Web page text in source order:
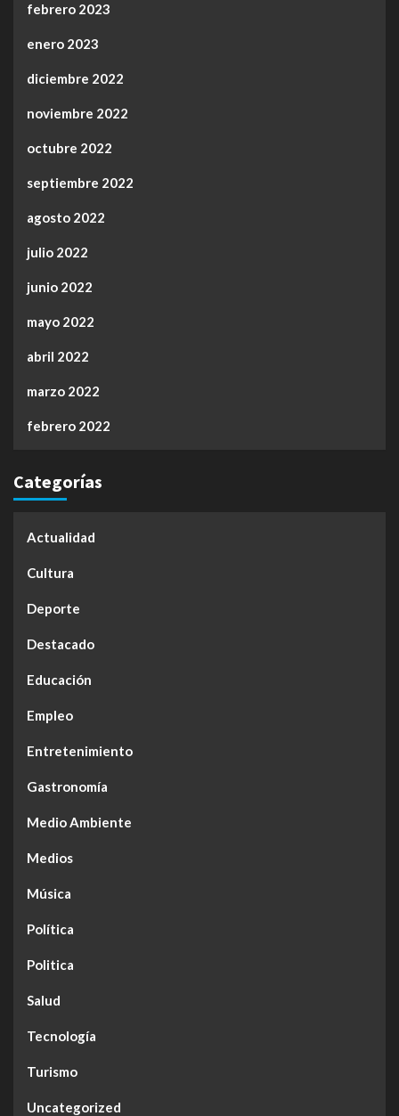
febrero 2023
enero 2023
diciembre 2022
noviembre 2022
octubre 2022
septiembre 2022
agosto 2022
julio 2022
junio 2022
mayo 2022
abril 2022
marzo 2022
febrero 2022
Categorías
Actualidad
Cultura
Deporte
Destacado
Educación
Empleo
Entretenimiento
Gastronomía
Medio Ambiente
Medios
Música
Política
Politica
Salud
Tecnología
Turismo
Uncategorized